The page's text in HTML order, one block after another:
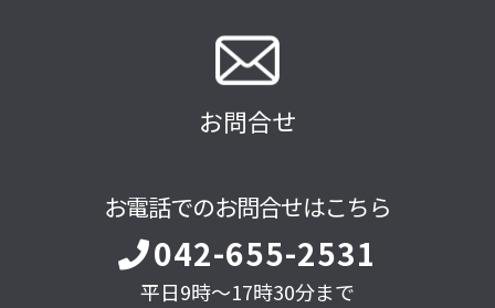
お問合せ
お電話でのお問合せはこちら
042-655-2531
平日9時～17時30分まで